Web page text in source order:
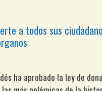
a todos sus
ha aprobado la ley de